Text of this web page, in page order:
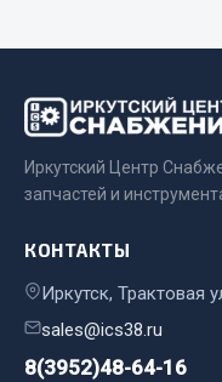
Тройники
Трубки, муфты, гайки
Угольники
Фитинги
Весь раздел
Инструмент
Иркутский Центр
запчастей и
КОНТАКТЫ
Иркутск, Трактовая
sales@ics38.ru
8(3952)48-64-16